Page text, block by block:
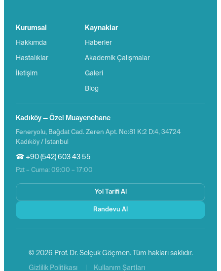
Kurumsal
Hakkımda
Hastalıklar
İletişim
Kaynaklar
Haberler
Akademik Çalışmalar
Galeri
Blog
Kadıköy — Özel Muayenehane
Feneryolu, Bağdat Cad. Zeren Apt. No:81 K:2 D:4, 34724
Kadıköy / İstanbul
☎ +90 (542) 603 43 55
Pzt – Cuma: 09:00 – 17:00
Yol Tarifi Al
Randevu Al
© 2026 Prof. Dr. Selçuk Göçmen. Tüm hakları saklıdır.
Gizlilik Politikası Kullanım Şartları